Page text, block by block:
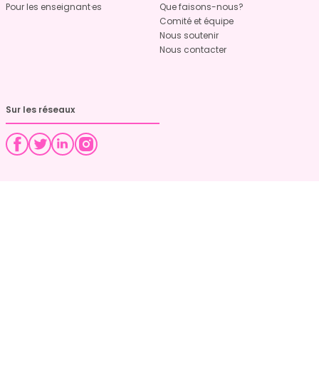
Pour les enseignant·es
Que faisons-nous?
Comité et équipe
Nous soutenir
Nous contacter
Sur les réseaux